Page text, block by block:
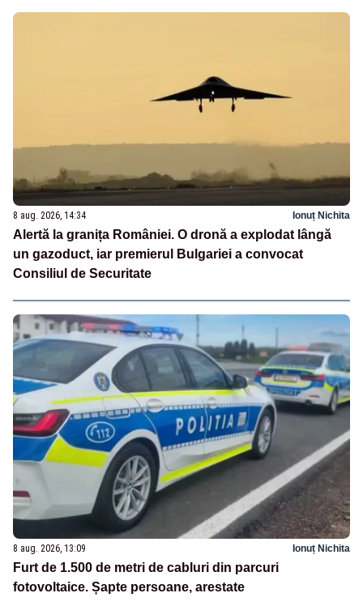
8 aug. 2026, 14:34 Ionuț Nichita
Alertă la granița României. O dronă a explodat lângă
un gazoduct, iar premierul Bulgariei a convocat
Consiliul de Securitate
8 aug. 2026, 13:09 Ionuț Nichita
Furt de 1.500 de metri de cabluri din parcuri
fotovoltaice. Șapte persoane, arestate